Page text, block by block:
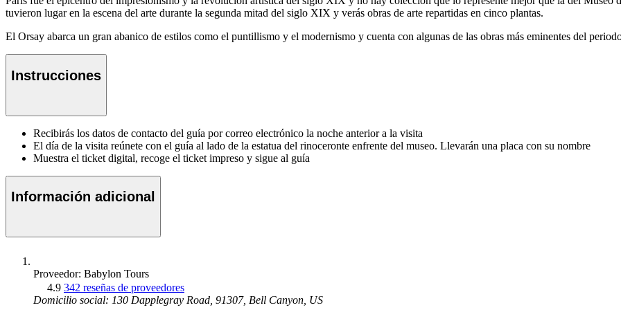
tuvieron lugar en la escena del arte durante la segunda mitad del siglo XIX y verás obras de arte repartidas en cinco plantas.
El Orsay abarca un gran abanico de estilos como el puntillismo y el modernismo y cuenta con algunas de las obras más eminentes del
Instrucciones
Recibirás los datos de contacto del guía por correo electrónico la noche anterior a la visita
El día de la visita reúnete con el guía al lado de la estatua del rinoceronte enfrente del museo. Llevarán una placa con su nombre
Muestra el ticket digital, recoge el ticket impreso y sigue al guía
Información adicional
Proveedor: Babylon Tours
4.9 342 reseñas de proveedores
Domicilio social: 130 Dapplegray Road, 91307, Bell Canyon, US